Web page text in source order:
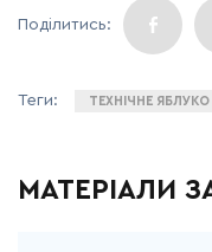
ТЕХНІЧНЕ ЯБЛУКО
МАТЕРІАЛИ